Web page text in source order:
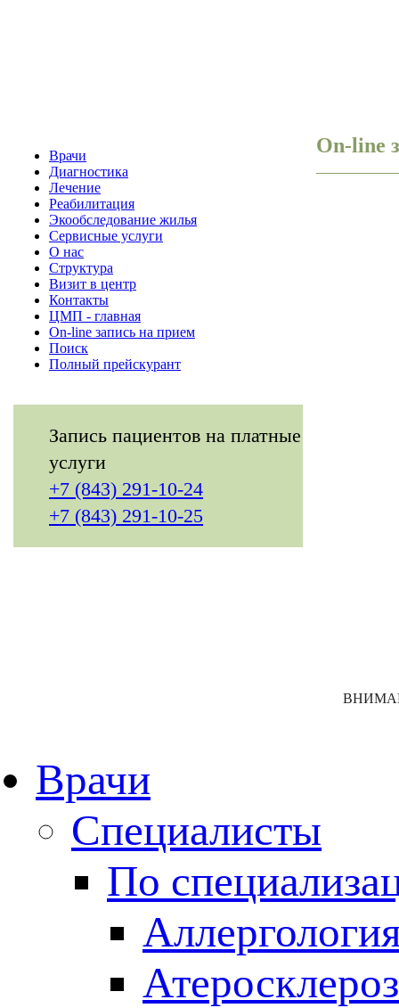
Врачи
Диагностика
Лечение
Реабилитация
Экообследование жилья
Сервисные услуги
О нас
Структура
Визит в центр
Контакты
ЦМП - главная
On-line запись на прием
Поиск
Полный прейскурант
Запись пациентов на платные
услуги
+7 (843) 291-10-24
+7 (843) 291-10-25
On-line
Врачи
Специалисты
По
Атеросклероз